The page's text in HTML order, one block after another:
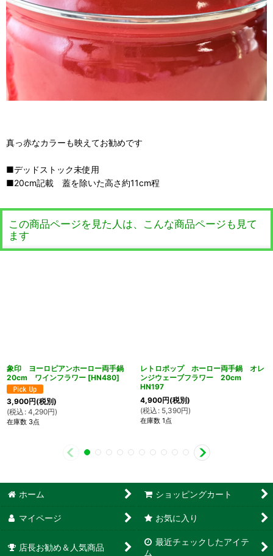
真っ赤なカラーも映えてお勧めです
■デッドストック未使用
■20cm記載 蓋を除いた高さ約11cm程
この商品ページを見た人は、こんな商品ページも見て
ます
象印 ヨーロピアンホーロー両手鍋
20cm ワインフラワー [HN480]
3,900円(税別)
(税込 : 4,290円)
在庫数 3点
レトロポップ ホーロー両手鍋 オレ
ンジウェーブフラワー 20cm
HN197
4,900円(税別)
(税込 : 5,390円)
在庫数 1点
ホーム ショッピングカート
マイページ お気に入り
店長お勧め＆人気商品
最近チェックしたアイテ
ム